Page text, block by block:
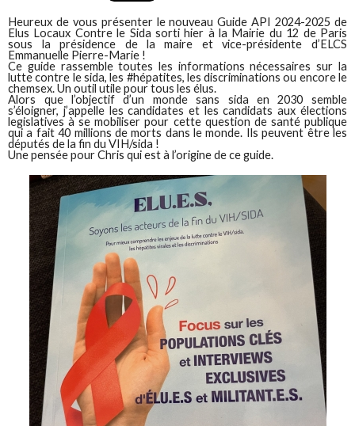
Heureux de vous présenter le nouveau Guide API 2024-2025 de
Elus Locaux Contre le Sida sorti hier à la Mairie du 12 de Paris
sous la présidence de la maire et vice-présidente d’ELCS
Emmanuelle Pierre-Marie !
Ce guide rassemble toutes les informations nécessaires sur la
lutte contre le sida, les #hépatites, les discriminations ou encore le
chemsex. Un outil utile pour tous les élus.
Alors que l’objectif d’un monde sans sida en 2030 semble
s’éloigner, j’appelle les candidates et les candidats aux élections
legislatives à se mobiliser pour cette question de santé publique
qui a fait 40 millions de morts dans le monde. Ils peuvent être les
députés de la fin du VIH/sida !
Une pensée pour Chris qui est à l’origine de ce guide.